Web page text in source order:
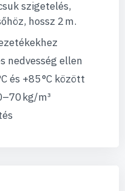
szigetelés,
hossz 2 m.
nedvesség ellen
és +85 °C között
kg/m³